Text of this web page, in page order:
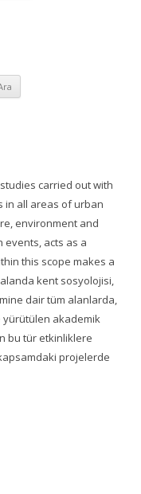
carried out with
in all areas of urban
environment and
acts as a
this scope makes a
kent sosyolojisi,
dair tüm alanlarda,
akademik
bu tür etkinliklere
projelerde